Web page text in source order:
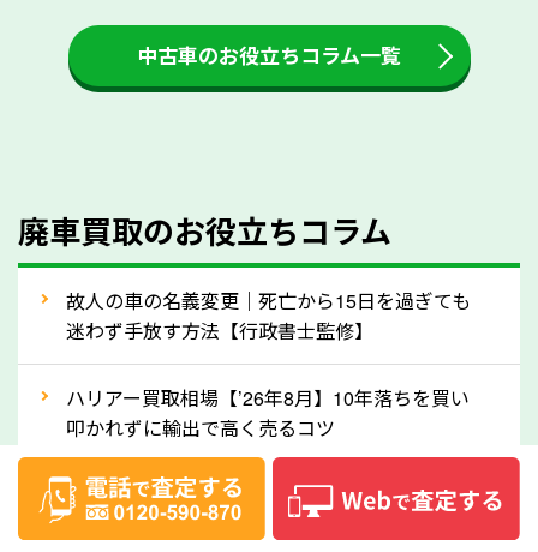
付金をお客様に返還しない業者もあります。廃車査定
をする際には、自動車税の還付金の返還があるかどう
かを確認するようにしてください。北海道のソコカラ
人気の車種は廃車の状態でも、高価買取が可能です。
産車は高く買取が可能です。「廃車＝買取できない」
なら廃車の車も適正価格で買取できます。他社で買取
拒否となった車も価格がつく可能性があるので、諦め
ずに北海道の「ソコカラ」にご相談ください。古い車
でも高価買取が可能なケースは珍しくないため、まず
はWebで簡単にできる無料査定をお試しください。
中古車のお役立ちコラム一覧
廃車買取のお役立ちコラム
故人の車の名義変更｜死亡から15日を過ぎても
迷わず手放す方法【行政書士監修】
ハリアー買取相場【’26年8月】10年落ちを買い
叩かれずに輸出で高く売るコツ
ヴェルファイア買取相場【’26年8月】10年落ち
でも「輸出」で高く売るコツ